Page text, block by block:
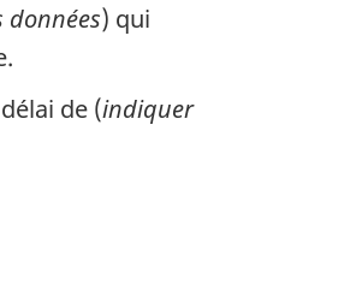
données) qui
de (indiquer